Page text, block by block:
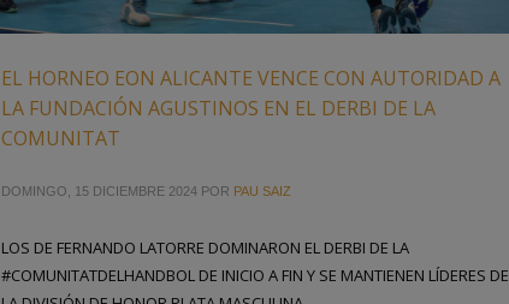
EL HORNEO EON ALICANTE VENCE CON AUTORIDAD A
LA FUNDACIÓN AGUSTINOS EN EL DERBI DE LA
COMUNITAT
DOMINGO, 15 DICIEMBRE 2024 POR PAU SAIZ
LOS DE FERNANDO LATORRE DOMINARON EL DERBI DE LA
#COMUNITATDELHANDBOL DE INICIO A FIN Y SE MANTIENEN LÍDERES DE